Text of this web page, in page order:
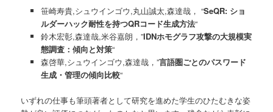
笹崎寿貴,シュウインゴウ,丸山誠太,森達哉， “SeQR: ショ
ルダーハック耐性を持つQRコード生成方法“
鈴木宏彰,森達哉,米谷嘉朗，”IDNホモグラフ攻撃の大規模実
態調査：傾向と対策“
森啓華,シュウインゴウ,森達哉，”言語圏ごとのパスワード
生成・管理の傾向比較“
いずれの仕事も筆頭著者として研究を進めた学生のひたむきな姿